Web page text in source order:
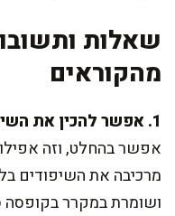
שאלות
מהקוראים
1. אפשר להכין את השיפודים מראש?
אפשר בהחלט, וזה
ושומרת במקרר בקופסה